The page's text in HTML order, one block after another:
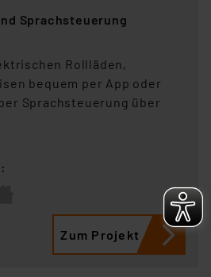
Sprachsteuerung
Rollläden,
bequem per App oder
Sprachsteuerung über
Zum Projekt